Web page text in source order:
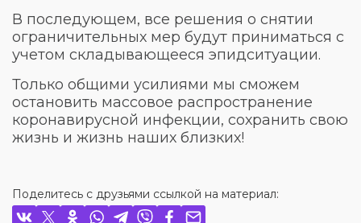
В последующем, все решения о снятии
ограничительных мер будут приниматься с
учетом складывающееся эпидситуации.
Только общими усилиями мы сможем
остановить массовое распространение
коронавирусной инфекции, сохранить свою
жизнь и жизнь наших близких!
Поделитесь с друзьями ссылкой на материал: